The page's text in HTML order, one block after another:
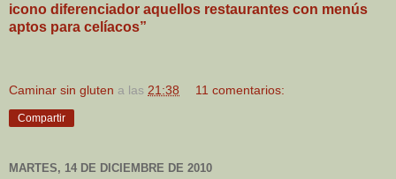
icono diferenciador aquellos restaurantes con menús
aptos para celíacos”
Caminar sin gluten a las 21:38 11 comentarios:
Compartir
MARTES, 14 DE DICIEMBRE DE 2010